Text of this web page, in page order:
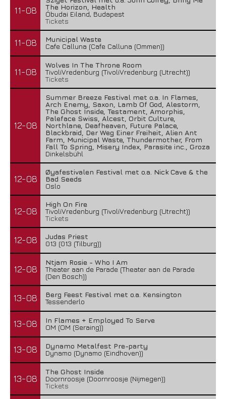
11-08
The Horizon, Health
Óbudai Eiland, Budapest
Tickets
11-08
Municipal Waste
Cafe Calluna (Cafe Calluna (Ommen))
11-08
Wolves In The Throne Room
TivoliVredenburg (TivoliVredenburg (Utrecht))
Tickets
12-08
Summer Breeze Festival met o.a. In Flames,
Arch Enemy, Saxon, Lamb Of God, Alestorm,
The Ghost Inside, Testament, Amorphis,
Paleface Swiss, Alcest, Orbit Culture,
Northlane, Deafheaven, Future Palace,
Blackbraid, Der Weg Einer Freiheit, Alien Ant
Farm, Municipal Waste, Thundermother, From
Fall To Spring, Misery Index, Parasite inc., Groza
Dinkelsbühl
12-08
Øyafestivalen Festival met o.a. Nick Cave & the
Bad Seeds
Oslo
12-08
High On Fire
TivoliVredenburg (TivoliVredenburg (Utrecht))
Tickets
12-08
Judas Priest
013 (013 (Tilburg))
12-08
Ntjam Rosie - Who I Am
Theater aan de Parade (Theater aan de Parade
(Den Bosch))
13-08
Berg Feest Festival met o.a. Kensington
Tessenderlo
13-08
In Flames + Employed To Serve
OM (OM (Seraing))
13-08
Dynamo Metalfest Pre-party
Dynamo (Dynamo (Eindhoven))
13-08
The Ghost Inside
Doornroosje (Doornroosje (Nijmegen))
Tickets